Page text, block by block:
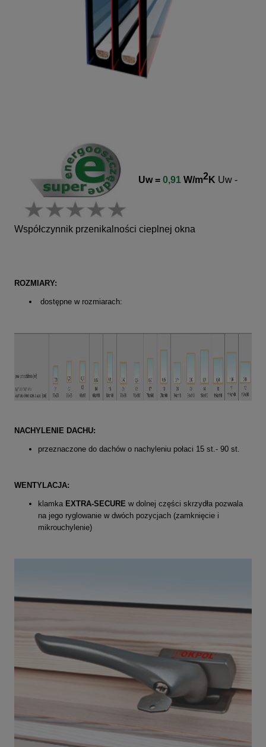
Uw = 0,91 W/m2K Uw -
Współczynnik przenikalności cieplnej okna
ROZMIARY:
dostępne w rozmiarach:
NACHYLENIE DACHU:
przeznaczone do dachów o nachyleniu połaci 15 st.- 90 st.
WENTYLACJA:
klamka EXTRA-SECURE w dolnej części skrzydła pozwala
na jego ryglowanie w dwóch pozycjach (zamknięcie i
mikrouchylenie)